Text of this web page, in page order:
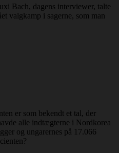
Bach, dagens interviewer, talte
valgkamp i sagerne, som man
er som bekendt et tal, der
alle indtægterne i Nordkorea
og ungarernes på 17.066